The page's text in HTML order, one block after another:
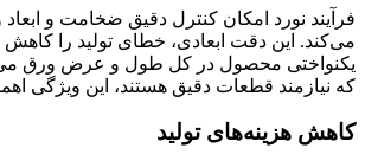
فرآیند نورد امکان کنترل دقیق ضخامت و
می‌کند. این دقت ابعادی، خطای تولید را کاهش
یکنواختی محصول در کل طول و عرض ورق
که نیازمند قطعات دقیق هستند، این ویژگی
کاهش هزینه‌های تولید